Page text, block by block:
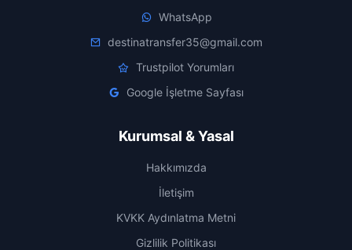
WhatsApp
destinatransfer35@gmail.com
Trustpilot Yorumları
Google İşletme Sayfası
Kurumsal & Yasal
Hakkımızda
İletişim
KVKK Aydınlatma Metni
Gizlilik Politikası